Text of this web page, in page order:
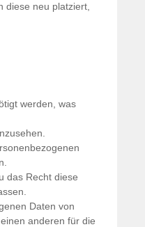
diese neu platziert,
werden, was
das Recht diese
Daten von
anderen für die